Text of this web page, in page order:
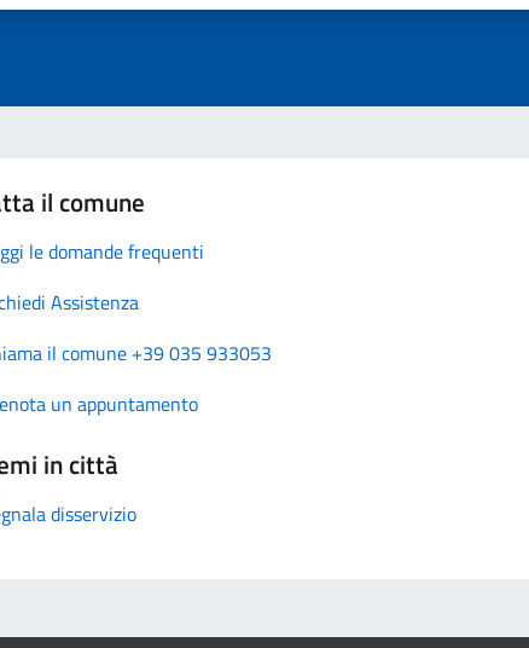
il comune
le domande frequenti
Assistenza
il comune +39 035 933053
un appuntamento
in città
disservizio